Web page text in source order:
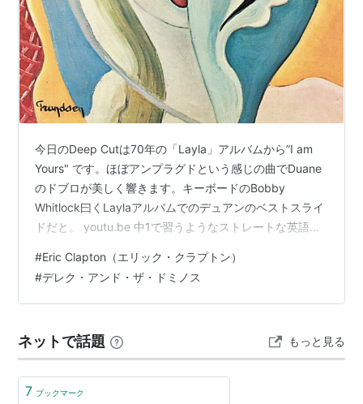
今日のDeep Cutは70年の「Layla」アルバムから”I am
Yours" です。ほぼアンプラグドという感じの曲でDuane
のドブロが美しく響きます。キーボードのBobby
Whitlock曰くLaylaアルバムでのデュアンのベストスライ
ドだと。 youtu.be 中1で習うようなストレートな英語の
イトルです。 今更の話ですが、Laylaと言う曲はよく知ら
れているように12世紀のペルシャの詩人Nijami Ganjaviが
作ったポエムLayla and Majnunにインスパイアされたも
#Eric Clapton（エリック・クラプトン）
#デレク・アンド・ザ・ドミノス
ネットで話題 もっと見る
7 ブックマーク